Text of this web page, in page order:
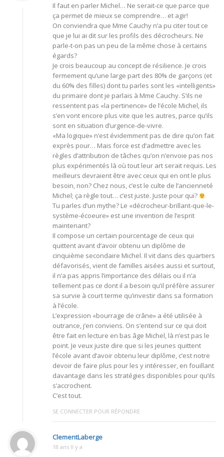
Il faut en parler Michel… Ne serait-ce que parce que
ça permet de mieux se comprendre… et agir!
On conviendra que Mme Cauchy n’a pu citer tout ce
que je lui ai dit sur les profils des décrocheurs. Ne
parle-t-on pas un peu de la même chose à certains
égards?
Je crois beaucoup au concept de résilience. Je crois
fermement qu’une large part des 80% de garçons (et
du 60% des filles) dont tu parles sont les «intelligents»
du primaire dont je parlais à Mme Cauchy. S’ils ne
ressentent pas «la pertinence» de l’école Michel, ils
s’en vont encore plus vite que les autres, parce qu’ils
sont en situation d’urgence-de-vivre.
«Ma logique» n’est évidemment pas de dire qu’on fait
exprès pour… Mais force est d’admettre avec les
règles d’attribution de tâches qu’on n’envoie pas nos
plus expérimentés là où tout leur art serait requis. Les
meilleurs devraient être avec ceux qui en ont le plus
besoin, non? Chez nous, c’est le culte de l’ancienneté
Michel; ça règle tout… c’est juste. Juste pour qui?
Tu parles d’un mythe? Le «décrocheur-brillant-que-le-
système-écoeure» est une invention de l’esprit
maintenant?
Il compose un certain pourcentage de ceux qui
quittent avant d’avoir obtenu un diplôme de
cinquième secondaire Michel. Il vit dans des quartiers
défavorisés, vient de familles aisées aussi et surtout,
il n’a pas appris l’importance des délais ou il n’a
tellement pas ce dont il a besoin qu’il préfère assurer
sa survie à court terme qu’investir dans sa formation
à l’école.
L’expression «bourrage de crâne» a été utilisée à
outrance, j’en conviens. On s’entend sur ce qui doit
être fait en lecture en bas âge Michel, là n’est pas le
point. Je veux juste dire que si les jeunes quittent
l’école avant d’avoir obtenu leur diplôme, c’est notre
devoir de faire plus pour les y intéresser, en fouillant
davantage dans les stratégies disponibles pour qu’ils
s’accrochent.
C’est tout.
SE CONNECTER POUR RÉPONDRE
ClementLaberge
18 ans Il y a